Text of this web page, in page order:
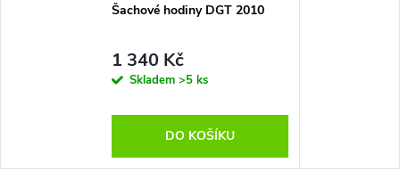
Šachové hodiny DGT 2010
1 340 Kč
Skladem >5 ks
DO KOŠÍKU